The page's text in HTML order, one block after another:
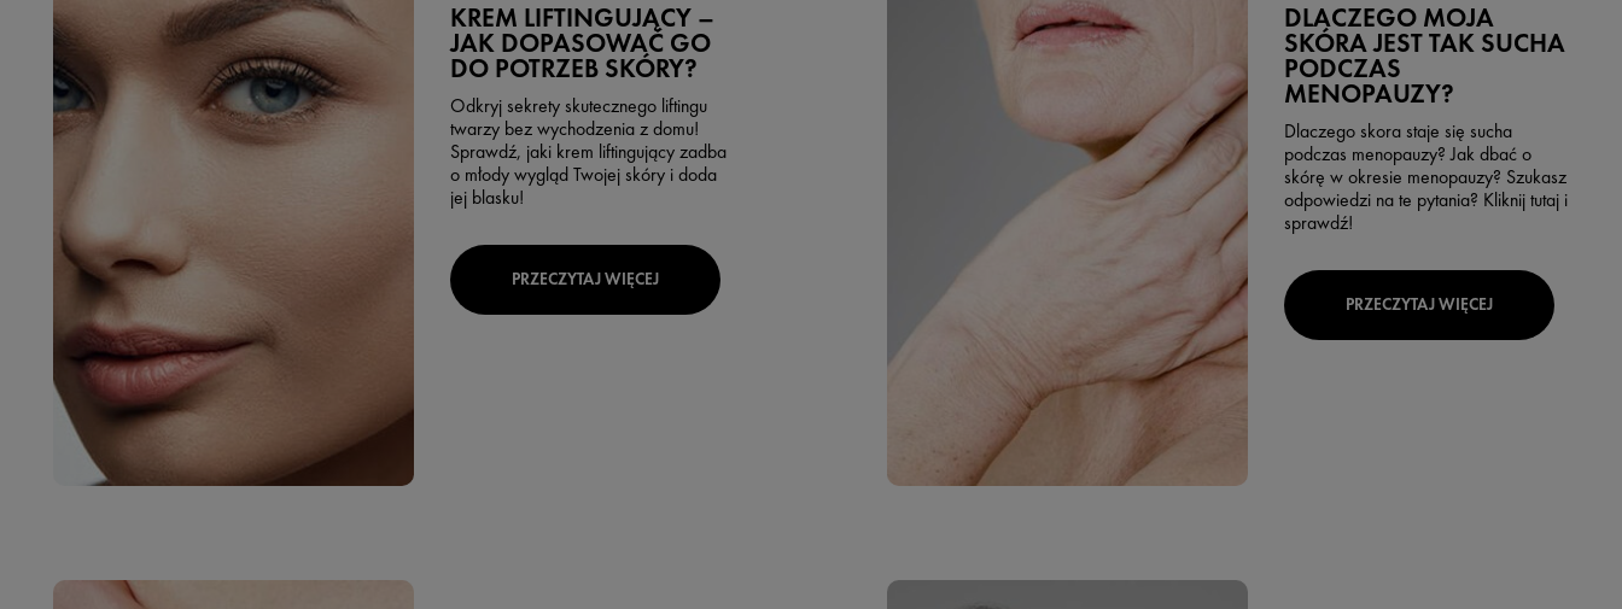
KREM LIFTINGUJĄCY –
JAK DOPASOWAĆ GO
DO POTRZEB SKÓRY?
Odkryj sekrety skutecznego liftingu
twarzy bez wychodzenia z domu!
Sprawdź, jaki krem liftingujący zadba
o młody wygląd Twojej skóry i doda
jej blasku!
PRZECZYTAJ WIĘCEJ
DLACZEGO MOJA
SKÓRA JEST TAK SUCHA
PODCZAS
MENOPAUZY?
Dlaczego skora staje się sucha
podczas menopauzy? Jak dbać o
skórę w okresie menopauzy? Szukasz
odpowiedzi na te pytania? Kliknij tutaj i
sprawdź!
PRZECZYTAJ WIĘCEJ